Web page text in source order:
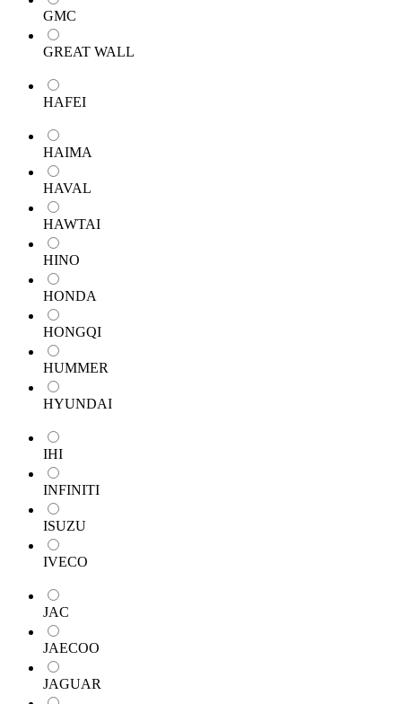
GMC
GREAT WALL
HAFEI
HAIMA
HAVAL
HAWTAI
HINO
HONDA
HONGQI
HUMMER
HYUNDAI
IHI
INFINITI
ISUZU
IVECO
JAC
JAECOO
JAGUAR